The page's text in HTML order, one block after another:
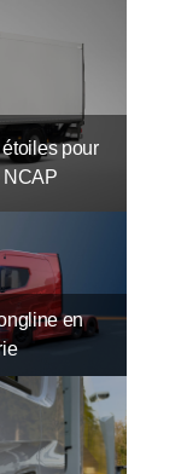
pour
NCAP
en